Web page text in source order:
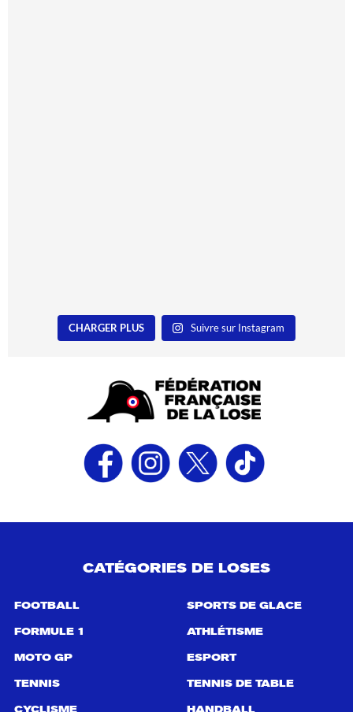
CHARGER PLUS Suivre sur Instagram
CATÉGORIES DE LOSES
FOOTBALL
FORMULE 1
MOTO GP
TENNIS
SPORTS DE GLACE
ATHLÉTISME
ESPORT
TENNIS DE TABLE